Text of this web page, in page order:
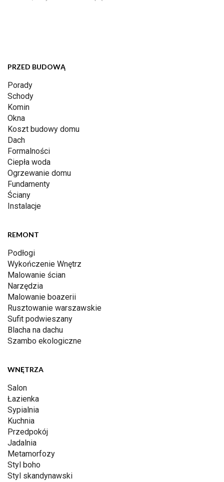
PRZED BUDOWĄ
Porady
Schody
Komin
Okna
Koszt budowy domu
Dach
Formalności
Ciepła woda
Ogrzewanie domu
Fundamenty
Ściany
Instalacje
REMONT
Podłogi
Wykończenie Wnętrz
Malowanie ścian
Narzędzia
Malowanie boazerii
Rusztowanie warszawskie
Sufit podwieszany
Blacha na dachu
Szambo ekologiczne
WNĘTRZA
Salon
Łazienka
Sypialnia
Kuchnia
Przedpokój
Jadalnia
Metamorfozy
Styl boho
Styl skandynawski